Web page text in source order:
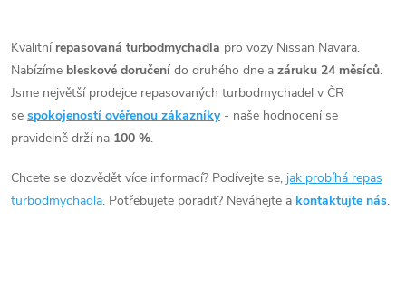
ů
t
ů
v
l
á
a
Kvalitní repasovaná turbodmychadla pro vozy Nissan Navara.
Nabízíme bleskové doručení do druhého dne a záruku 24 měsíců.
Jsme největší prodejce repasovaných turbodmychadel v ČR
se spokojeností ověřenou zákazníky - naše hodnocení se
pravidelně drží na 100 %.
Chcete se dozvědět více informací? Podívejte se, jak probíhá repas
turbodmychadla. Potřebujete poradit? Neváhejte a kontaktujte nás.